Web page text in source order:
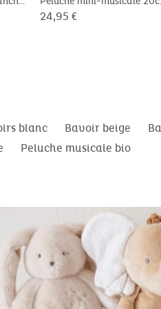
- Snow
24,95 €
blanc Bavoir beige
Peluche musicale bio